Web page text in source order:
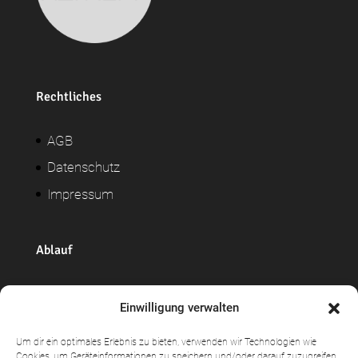
Einwilligung verwalten
Um dir ein optimales Erlebnis zu bieten, verwenden wir Technologien wie
Rechtliches
AGB
Datenschutz
Impressum
Ablauf
Zahlungsweisen